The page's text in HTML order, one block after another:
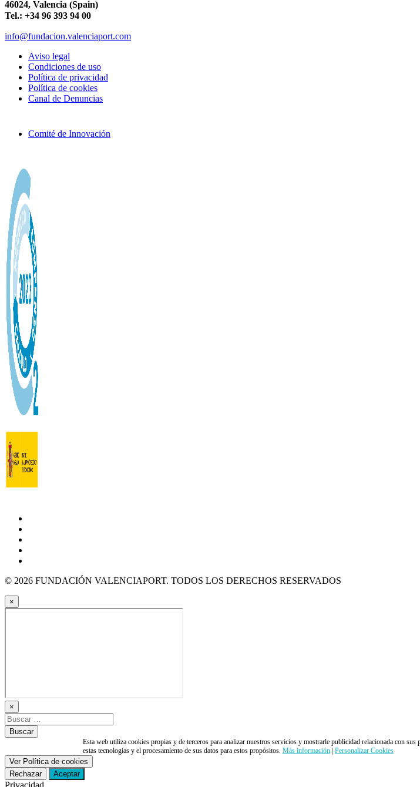
46024, Valencia (Spain)
Tel.: +34 96 393 94 00
info@fundacion.valenciaport.com
Aviso legal
Condiciones de uso
Política de privacidad
Política de cookies
Canal de Denuncias
Comité de Innovación
© 2026 FUNDACIÓN VALENCIAPORT. TODOS LOS DERECHOS RESERVADOS
×
×
Esta web utiliza cookies propias y de terceros para analizar nuestros servicios y mostrarle publicidad relacionada con
estas tecnologías y el procesamiento de sus datos para estos propósitos. Más información| Personalizar Cookies
Ver Política de cookies
Rechazar
Aceptar
Privacidad